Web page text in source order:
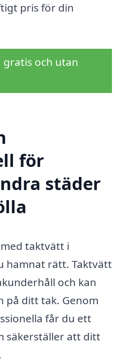
pris för din
gratis och utan
för
städer
taktvätt i
hamnat rätt. Taktvätt
och kan
på ditt tak. Genom
får du ett
säkerställer att ditt